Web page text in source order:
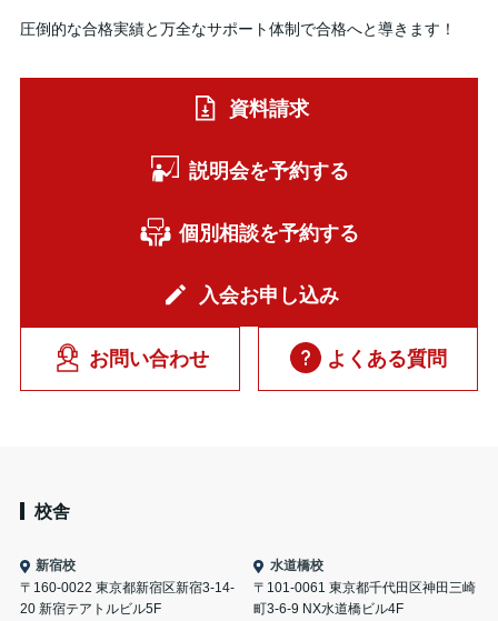
圧倒的な合格実績と万全なサポート体制で合格へと導きます！
資料請求
説明会を予約する
個別相談を予約する
入会お申し込み
お問い合わせ よくある質問
校舎
新宿校
〒160-0022 東京都新宿区新宿3-14-
20 新宿テアトルビル5F
水道橋校
〒101-0061 東京都千代田区神田三崎
町3-6-9 NX水道橋ビル4F